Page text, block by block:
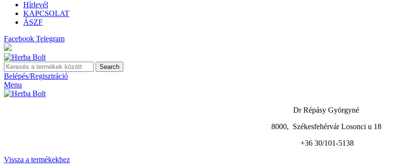
Hírlevél
KAPCSOLAT
ÁSZF
Facebook Telegram
Search
Belépés/Regisztráció
Menu
Dr Répásy Györgyné
8000, Székesfehérvár Losonci u 18
+36 30/101-5138
Vissza a termékekhez